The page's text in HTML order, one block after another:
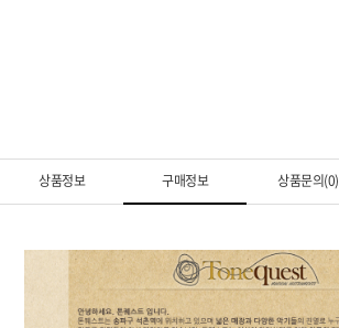
상품정보 구매정보 상품문의(0)